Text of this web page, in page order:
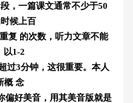
，一篇课文通常不少于50
候上百
复 的次数，听力文章不能
以1-2
过3分钟，这很重要。本人
概 念
偏好美音，用其美音版就是